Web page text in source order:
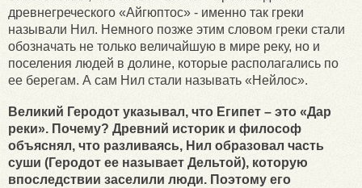
древнегреческого «Айгюптос» - именно так греки
называли Нил. Немного позже этим словом греки стали
обозначать не только величайшую в мире реку, но и
поселения людей в долине, которые располагались по
ее берегам. А сам Нил стали называть «Нейлос».
Великий Геродот указывал, что Египет – это «Дар
реки». Почему? Древний историк и философ
объяснял, что разливаясь, Нил образовал часть
суши (Геродот ее называет Дельтой), которую
впоследствии заселили люди. Поэтому его